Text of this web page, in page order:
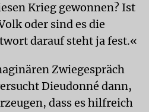
Krieg gewonnen? Ist
oder sind es die
darauf steht ja fest.«
Zwiegespräch
Dieudonné dann,
dass es hilfreich